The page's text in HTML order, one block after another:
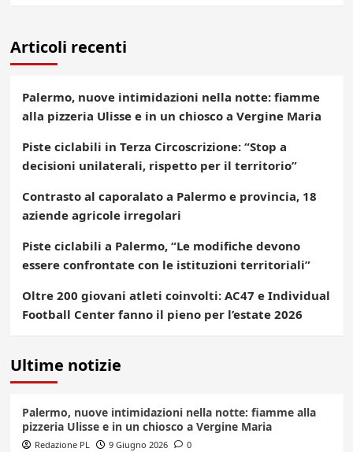
Articoli recenti
Palermo, nuove intimidazioni nella notte: fiamme
alla pizzeria Ulisse e in un chiosco a Vergine Maria
Piste ciclabili in Terza Circoscrizione: “Stop a
decisioni unilaterali, rispetto per il territorio”
Contrasto al caporalato a Palermo e provincia, 18
aziende agricole irregolari
Piste ciclabili a Palermo, “Le modifiche devono
essere confrontate con le istituzioni territoriali”
Oltre 200 giovani atleti coinvolti: AC47 e Individual
Football Center fanno il pieno per l’estate 2026
Ultime notizie
Palermo, nuove intimidazioni nella notte: fiamme alla
pizzeria Ulisse e in un chiosco a Vergine Maria
Redazione PL 9 Giugno 2026 0